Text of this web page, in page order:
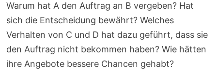
Warum hat A den Auftrag an B vergeben? Hat
sich die Entscheidung bewährt? Welches
Verhalten von C und D hat dazu geführt, dass sie
den Auftrag nicht bekommen haben? Wie hätten
ihre Angebote bessere Chancen gehabt?